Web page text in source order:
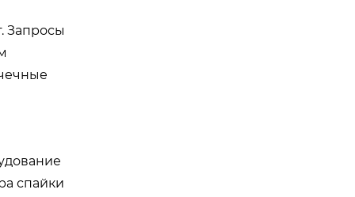
Запросы
спайки